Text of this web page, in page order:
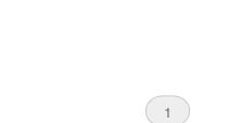
1